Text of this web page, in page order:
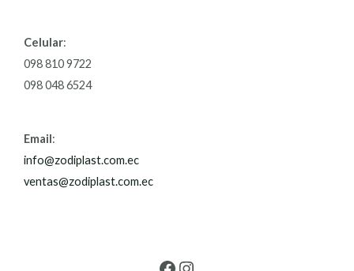
Celular:
098 810 9722
098 048 6524
Email:
info@zodiplast.com.ec
ventas@zodiplast.com.ec